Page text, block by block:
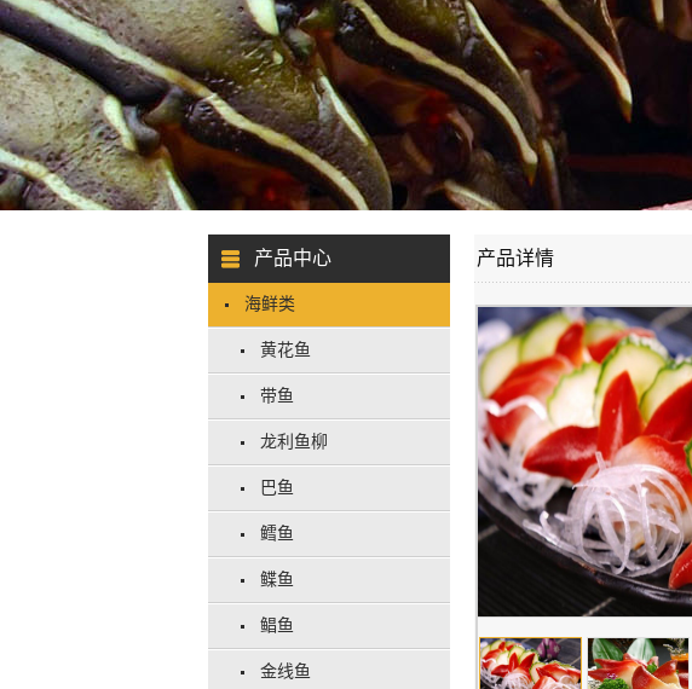
产品中心
海鲜类
黄花鱼
带鱼
龙利鱼柳
巴鱼
鳕鱼
鲽鱼
鲳鱼
金线鱼
产品详情